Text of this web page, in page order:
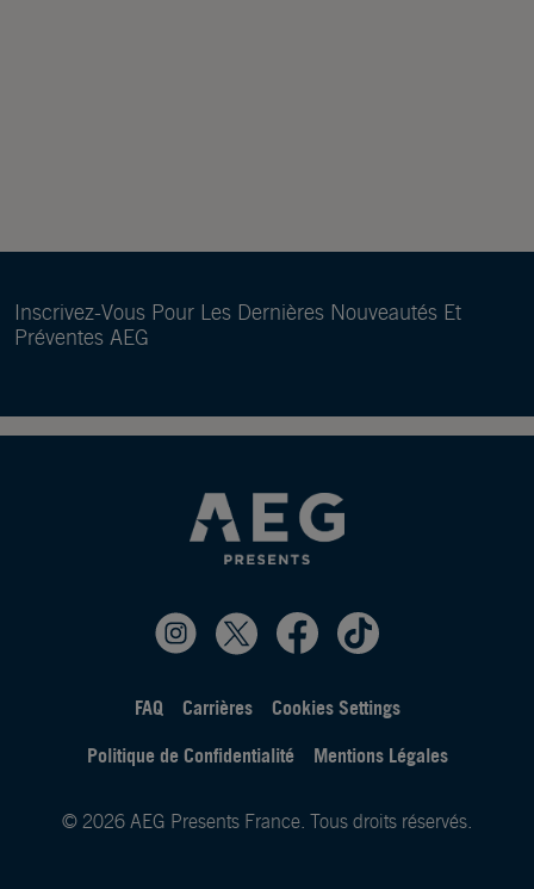
Inscrivez-Vous Pour Les Dernières Nouveautés Et
Préventes AEG
FAQ Carrières
Cookies Settings
Politique de Confidentialité
Mentions Légales
© 2026 AEG Presents France. Tous droits réservés.